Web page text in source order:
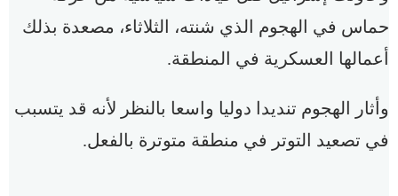
حماس في الهجوم الذي شنته، الثلاثاء، مصعدة بذلك
أعمالها العسكرية في المنطقة.
وأثار الهجوم تنديدا دوليا واسعا بالنظر لأنه قد يتسبب
في تصعيد التوتر في منطقة متوترة بالفعل.